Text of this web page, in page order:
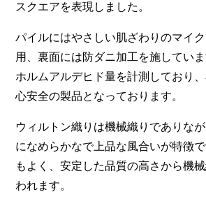
スクエアを表現しました。
パイルにはやさしい肌ざわりのマイ
用、裏面には防ダニ加工を施してい
ホルムアルデヒド量を計測しており
心安全の製品となっております。
ウィルトン織りは機械織りでありな
になめらかなで上品な風合いが特徴
もよく、安定した品質の高さから機
われます。